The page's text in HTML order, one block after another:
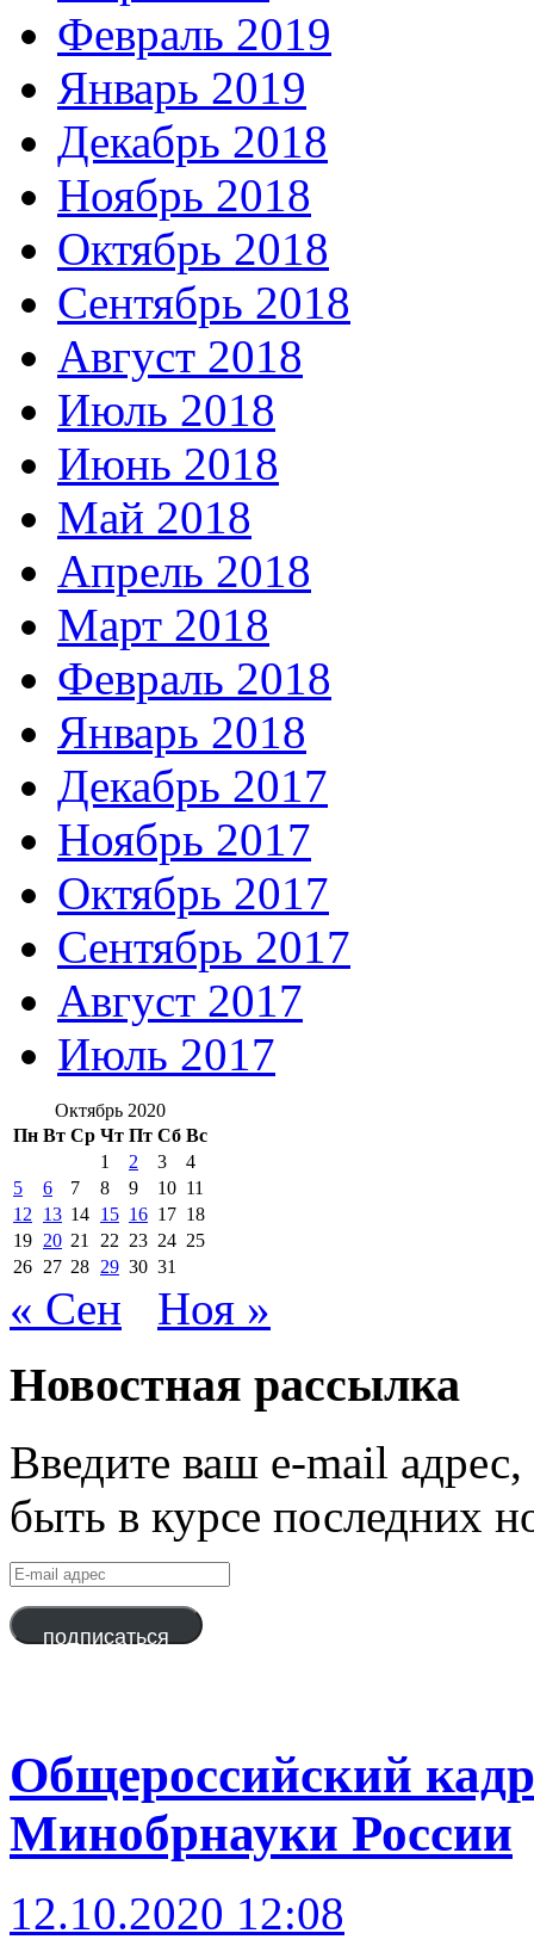
Февраль 2019
Январь 2019
Декабрь 2018
Ноябрь 2018
Октябрь 2018
Сентябрь 2018
Август 2018
Июль 2018
Июнь 2018
Май 2018
Апрель 2018
Март 2018
Февраль 2018
Январь 2018
Декабрь 2017
Ноябрь 2017
Октябрь 2017
Сентябрь 2017
Август 2017
Июль 2017
Октябрь 2020
Пн Вт Ср Чт Пт Сб Вс
1
2 3
4
5
6 7 8 9 10 11
12
13 14 15 16 17 18
19 20 21 22 23 24 25
26 27 28 29 30 31
« Сен Ноя »
Новостная рассылка
Введите ваш e-mail
быть в курсе последних
E-
mail
адрес
подписаться
Общероссийский
Минобрнауки России
12.10.2020 12:08